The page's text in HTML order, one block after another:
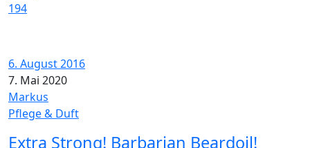
194
6. August 2016
7. Mai 2020
Markus
Pflege & Duft
Extra Strong! Barbarian Beardoil!